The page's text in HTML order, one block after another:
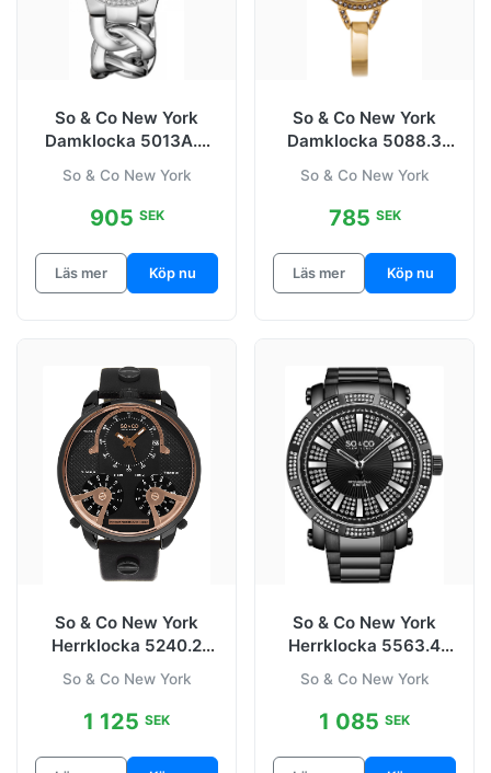
So & Co New York
Damklocka 5013A.5
mm
So & Co New York
905 SEK
Läs mer Köp nu
So & Co New York
Damklocka 5088.3
So & Co New York
785 SEK
Läs mer Köp nu
So & Co New York
Herrklocka 5240.2
mm
So & Co New York
1 125 SEK
So & Co New York
Herrklocka 5563.4
Ø50 mm
So & Co New York
1 085 SEK